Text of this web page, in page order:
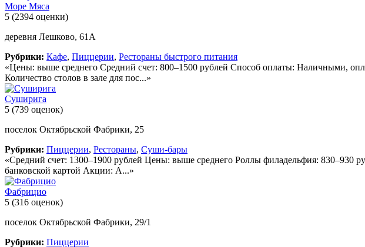
Море Мяса
5 (2394 оценки)
деревня Лешково, 61А
Рубрики: Кафе, Пиццерии, Рестораны быстрого питания
«Цены: выше среднего Средний счет: 800–1500 рублей Способ оплаты: Наличными,
Количество столов в зале для пос...»
Суширига
5 (739 оценок)
поселок Октябрьской Фабрики, 25
Рубрики: Пиццерии, Рестораны, Суши-бары
«Средний счет: 1300–1900 рублей Цены: выше среднего Роллы филадельфия: 830–930
банковской картой Акции: А...»
Фабрицио
5 (316 оценок)
поселок Октябрьской Фабрики, 29/1
Рубрики: Пиццерии